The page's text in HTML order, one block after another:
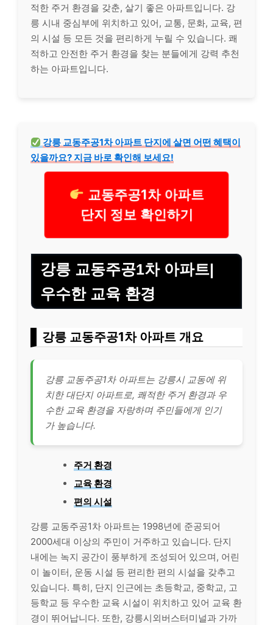
적한 주거 환경을 갖춘, 살기 좋은 아파트입니다. 강
릉 시내 중심부에 위치하고 있어, 교통, 문화, 교육, 편
의 시설 등 모든 것을 편리하게 누릴 수 있습니다. 쾌
적하고 안전한 주거 환경을 찾는 분들에게 강력 추천
하는 아파트입니다.
강릉 교동주공1차 아파트 단지에 살면 어떤 혜택이
있을까요? 지금 바로 확인해 보세요!
교동주공1차 아파트
단지 정보 확인하기
강릉 교동주공1차 아파트|
우수한 교육 환경
강릉 교동주공1차 아파트 개요
강릉 교동주공1차 아파트는 강릉시 교동에 위
치한 대단지 아파트로, 쾌적한 주거 환경과 우
수한 교육 환경을 자랑하며 주민들에게 인기
가 높습니다.
주거 환경
교육 환경
편의 시설
강릉 교동주공1차 아파트는 1998년에 준공되어
2000세대 이상의 주민이 거주하고 있습니다. 단지
내에는 녹지 공간이 풍부하게 조성되어 있으며, 어린
이 놀이터, 운동 시설 등 편리한 편의 시설을 갖추고
있습니다. 특히, 단지 인근에는 초등학교, 중학교, 고
등학교 등 우수한 교육 시설이 위치하고 있어 교육 환
경이 뛰어납니다. 또한, 강릉시외버스터미널과 가까